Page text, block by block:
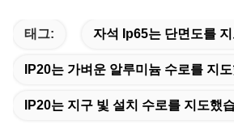
태그: 자석 Ip65는 단면도를
IP20는 가벼운 알루미늄 수로를 지
IP20는 지구 빛 설치 수로를 지도했